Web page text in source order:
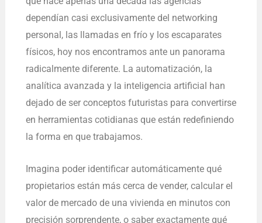
p
o
k
dependían casi exclusivamente del networking
personal, las llamadas en frío y los escaparates
físicos, hoy nos encontramos ante un panorama
radicalmente diferente. La automatización, la
analítica avanzada y la inteligencia artificial han
dejado de ser conceptos futuristas para convertirse
en herramientas cotidianas que están redefiniendo
la forma en que trabajamos.
Imagina poder identificar automáticamente qué
propietarios están más cerca de vender, calcular el
valor de mercado de una vivienda en minutos con
precisión sorprendente, o saber exactamente qué